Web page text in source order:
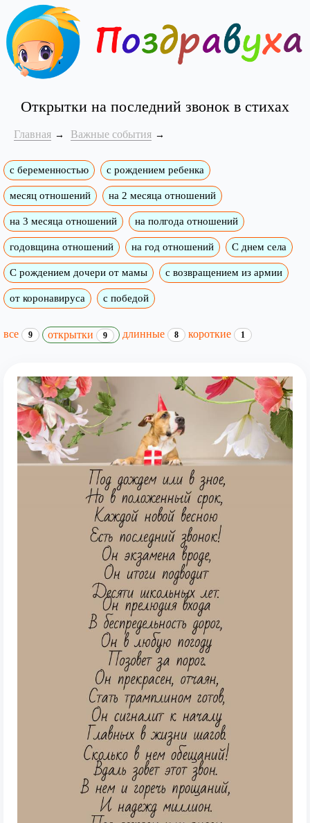
Открытки на последний звонок в стихах
Главная Важные события
с беременностью с рождением ребенка
месяц отношений на 2 месяца отношений
на 3 месяца отношений на полгода отношений
годовщина отношений на год отношений С днем села
С рождением дочери от мамы с возвращением из армии
от коронавируса с победой
все 9 открытки 9 длинные 8 короткие 1